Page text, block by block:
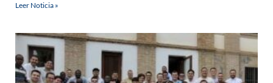
Leer Noticia »